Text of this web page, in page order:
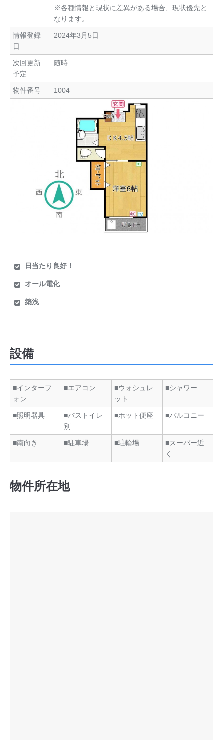
※各種情報と現状に差異がある場合、現状優先と
なります。
情報登録
日
2024年3月5日
次回更新
予定
随時
物件番号 1004
日当たり良好！
オール電化
築浅
設備
■インターフ
ォン
■エアコン
■ウォシュレ
ット
■シャワー
■照明器具
■バストイレ
別
■ホット便座 ■バルコニー
■南向き ■駐車場 ■駐輪場
■スーパー近
く
物件所在地